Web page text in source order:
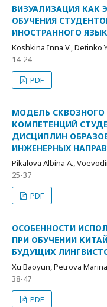
ВИЗУАЛИЗАЦИЯ КАК
ОБУЧЕНИЯ
ИНОСТРАННОГО
Koshkina Inna V., Detinko
14-24
PDF
МОДЕЛЬ СКВОЗНОГО
КОМПЕТЕНЦИЙ
ДИСЦИПЛИН
ИНЖЕНЕРНЫХ
Pikalova Albina A.,
25-37
PDF
ОСОБЕННОСТИ
ПРИ ОБУЧЕНИИ
БУДУЩИХ
Xu Baoyun, Petrova
38-47
PDF